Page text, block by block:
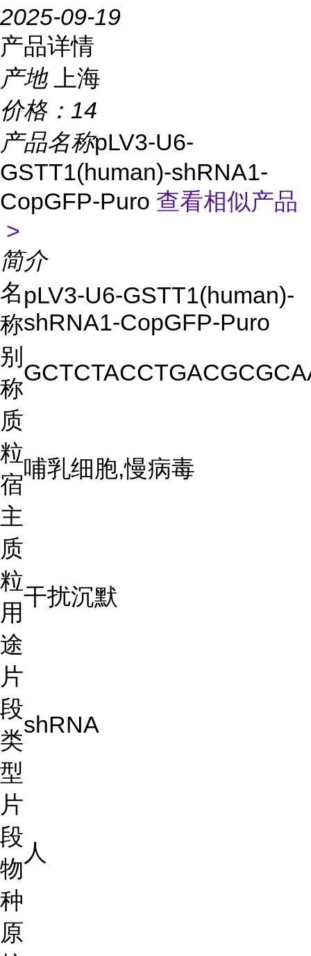
2025-09-19
产品详情
产地
上海
价格： 14
产品名称pLV3-U6-
GSTT1(human)-shRNA1-
CopGFP-Puro 查看相似产品
>
简介
名
称
pLV3-U6-GSTT1(human)-
shRNA1-CopGFP-Puro
别
称
质
粒
宿
主
哺乳细胞,慢病毒
质
粒
用
途
干扰沉默
片
段
类
型
shRNA
片
段
物
种
人
原